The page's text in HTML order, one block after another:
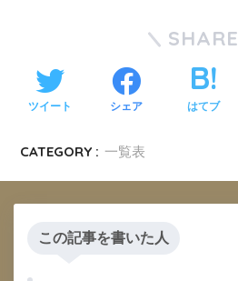
SHARE
ツイート シェア はてブ
CATEGORY : 一覧表
この記事を書いた人